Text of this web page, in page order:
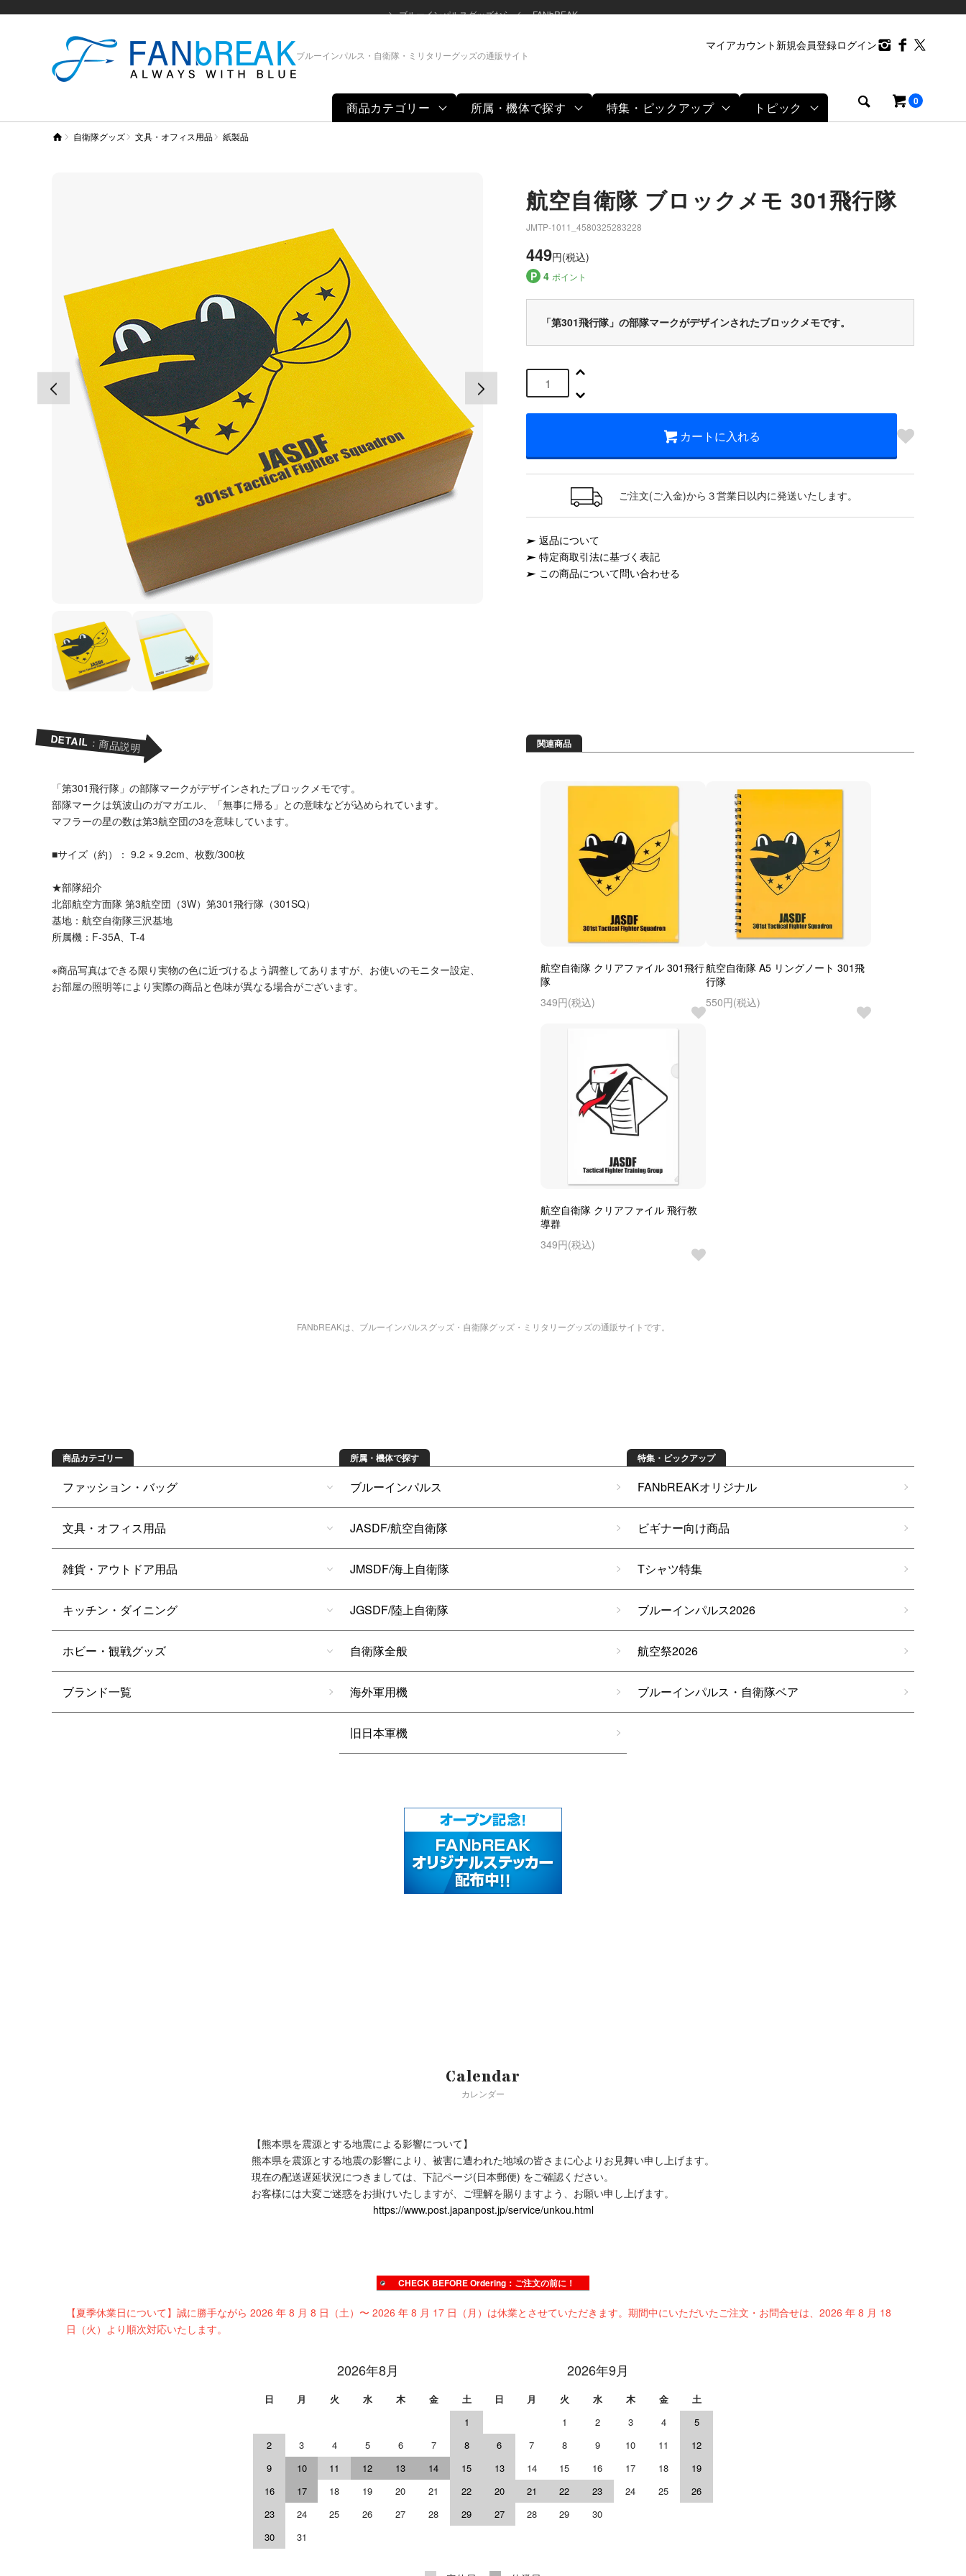
ブルーインパルス・自衛隊・ミリタリーグッズの通販サイト
0
商品カテゴリー 所属・機体で探す 特集・ピックアップ トピック
マイアカウント 新規会員登録ログイン
自衛隊グッズ 文具・オフィス用品 紙製品
航空自衛隊 ブロックメモ 301飛行隊
JMTP-1011_4580325283228
449円(税込)
P 4 ポイント
「第301飛行隊」の部隊マークがデザインされたブロックメモです。
カートに入れる
ご注文(ご入金)から３営業日以内に発送いたします。
返品について
特定商取引法に基づく表記
この商品について問い合わせる
DETAIL：商品説明
「第301飛行隊」の部隊マークがデザインされたブロックメモです。
部隊マークは筑波山のガマガエル、「無事に帰る」との意味などが込められています。
マフラーの星の数は第3航空団の3を意味しています。
■サイズ（約）： 9.2 × 9.2cm、枚数/300枚
★部隊紹介
北部航空方面隊 第3航空団（3W）第301飛行隊（301SQ）
基地：航空自衛隊三沢基地
所属機：F-35A、T-4
※商品写真はできる限り実物の色に近づけるよう調整してありますが、お使いのモニター設定、
お部屋の照明等により実際の商品と色味が異なる場合がございます。
関連商品
航空自衛隊 クリアファイル 301飛行
隊
349円(税込)
航空自衛隊 A5 リングノート 301飛
行隊
550円(税込)
航空自衛隊 クリアファイル 飛行教
導群
349円(税込)
FANbREAKは、ブルーインパルスグッズ・自衛隊グッズ・ミリタリーグッズの通販サイトです。
商品を探す
商品カテゴリー
ファッション・バッグ
文具・オフィス用品
雑貨・アウトドア用品
キッチン・ダイニング
ホビー・観戦グッズ
ブランド一覧
所属・機体で探す
ブルーインパルス
JASDF/航空自衛隊
JMSDF/海上自衛隊
JGSDF/陸上自衛隊
自衛隊全般
海外軍用機
旧日本軍機
特集・ピックアップ
FANbREAKオリジナル
ビギナー向け商品
Tシャツ特集
ブルーインパルス2026
航空祭2026
ブルーインパルス・自衛隊ベア
Calendar
カレンダー
【熊本県を震源とする地震による影響について】
熊本県を震源とする地震の影響により、被害に遭われた地域の皆さまに心よりお見舞い申し上げます。
現在の配送遅延状況につきましては、下記ページ(日本郵便) をご確認ください。
お客様には大変ご迷惑をお掛けいたしますが、ご理解を賜りますよう、お願い申し上げます。
https://www.post.japanpost.jp/service/unkou.html
CHECK BEFORE Ordering：ご注文の前に！
【夏季休業日について】誠に勝手ながら 2026 年 8 月 8 日（土）〜 2026 年 8 月 17 日（月）は休業とさせていただきます。期間中にいただいたご注文・お問合せは、2026 年 8 月 18
日（火）より順次対応いたします。
2026年8月
日 月 火 水 木 金
土
1
2
3 4 5 6 7
8
9
10 11 12 13 14
15
16
17 18 19 20 21
22
23
24 25 26 27 28
29
30
31
2026年9月
日 月 火 水 木 金
土
1
2 3 4
5
6
7 8 9 10 11
12
13
14 15 16 17 18
19
20
21 22 23 24 25
26
27
28 29 30